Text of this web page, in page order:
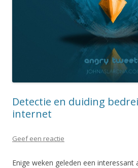
Detectie en duiding
internet
Geef een reactie
Enige weken geleden een interessant